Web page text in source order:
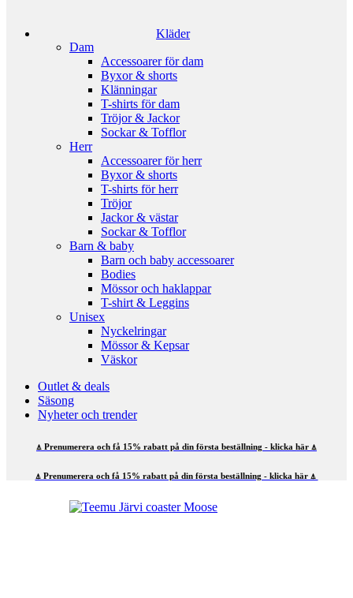
Kläder
Dam
Accessoarer för dam
Byxor & shorts
Klänningar
T-shirts för dam
Tröjor & Jackor
Sockar & Tofflor
Herr
Accessoarer för herr
Byxor & shorts
T-shirts för herr
Tröjor
Jackor & västar
Sockar & Tofflor
Barn & baby
Barn och baby accessoarer
Bodies
Mössor och haklappar
T-shirt & Leggins
Unisex
Nyckelringar
Mössor & Kepsar
Väskor
Outlet & deals
Säsong
Nyheter och trender
⍋ Prenumerera och få 15% rabatt på din första beställning - klicka här ⍋
⍋ Prenumerera och få 15% rabatt på din första beställning - klicka här ⍋